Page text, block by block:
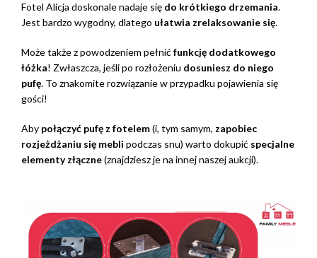
Fotel Alicja doskonale nadaje się do krótkiego drzemania.
Jest bardzo wygodny, dlatego ułatwia zrelaksowanie się.
Może także z powodzeniem pełnić funkcję dodatkowego
łóżka! Zwłaszcza, jeśli po rozłożeniu dosuniesz do niego
pufę. To znakomite rozwiązanie w przypadku pojawienia się
gości!
Aby połączyć pufę z fotelem(i, tym samym, zapobiec
rozjeżdżaniu się mebli podczas snu) warto dokupić specjalne
elementy złączne(znajdziesz je na innej naszej aukcji).